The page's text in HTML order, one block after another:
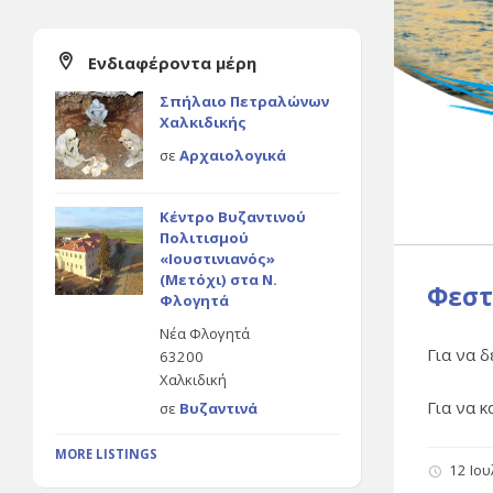
Για να
Για να
12
Ενδιαφέροντα μέρη
Σπήλαιο Πετραλώνων
Χαλκιδικής
σε Αρχαιολογικά
Κέντρο Βυζαντινού
Πολιτισμού
«Ιουστινιανός»
(Μετόχι) στα Ν.
Φλογητά
Νέα Φλογητά
63200
Χαλκιδική
σε Βυζαντινά
MORE LISTINGS